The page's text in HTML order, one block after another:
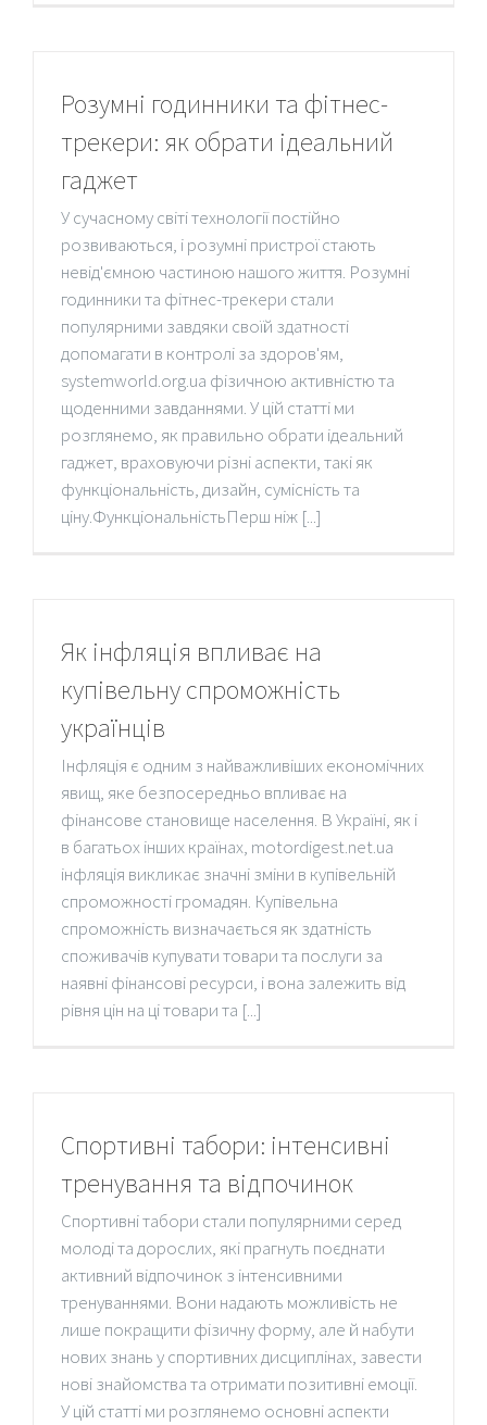
Розумні годинники та фітнес-
трекери: як обрати ідеальний
гаджет
У сучасному світі технології постійно
розвиваються, і розумні пристрої стають
невід'ємною частиною нашого життя. Розумні
годинники та фітнес-трекери стали
популярними завдяки своїй здатності
допомагати в контролі за здоров'ям,
systemworld.org.ua фізичною активністю та
щоденними завданнями. У цій статті ми
розглянемо, як правильно обрати ідеальний
гаджет, враховуючи різні аспекти, такі як
функціональність, дизайн, сумісність та
ціну.ФункціональністьПерш ніж [...]
Як інфляція впливає на
купівельну спроможність
українців
Інфляція є одним з найважливіших економічних
явищ, яке безпосередньо впливає на
фінансове становище населення. В Україні, як і
в багатьох інших країнах, motordigest.net.ua
інфляція викликає значні зміни в купівельній
спроможності громадян. Купівельна
спроможність визначається як здатність
споживачів купувати товари та послуги за
наявні фінансові ресурси, і вона залежить від
рівня цін на ці товари та [...]
Спортивні табори: інтенсивні
тренування та відпочинок
Спортивні табори стали популярними серед
молоді та дорослих, які прагнуть поєднати
активний відпочинок з інтенсивними
тренуваннями. Вони надають можливість не
лише покращити фізичну форму, але й набути
нових знань у спортивних дисциплінах, завести
нові знайомства та отримати позитивні емоції.
У цій статті ми розглянемо основні аспекти